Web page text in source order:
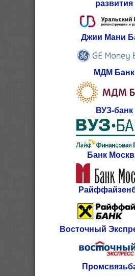
развития
Джии Мани
МДМ Банк
ВУЗ-банк
Банк
Восточный